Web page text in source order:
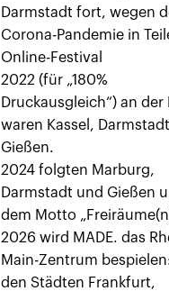
Darmstadt fort, wegen
Corona-Pandemie in
Online-Festival
2022 (für „180%
Druckausgleich“) an der
waren Kassel,
Gießen.
2024 folgten Marburg,
Darmstadt und Gießen
dem Motto
2026 wird MADE. das
Main-Zentrum
den Städten Frankfurt,